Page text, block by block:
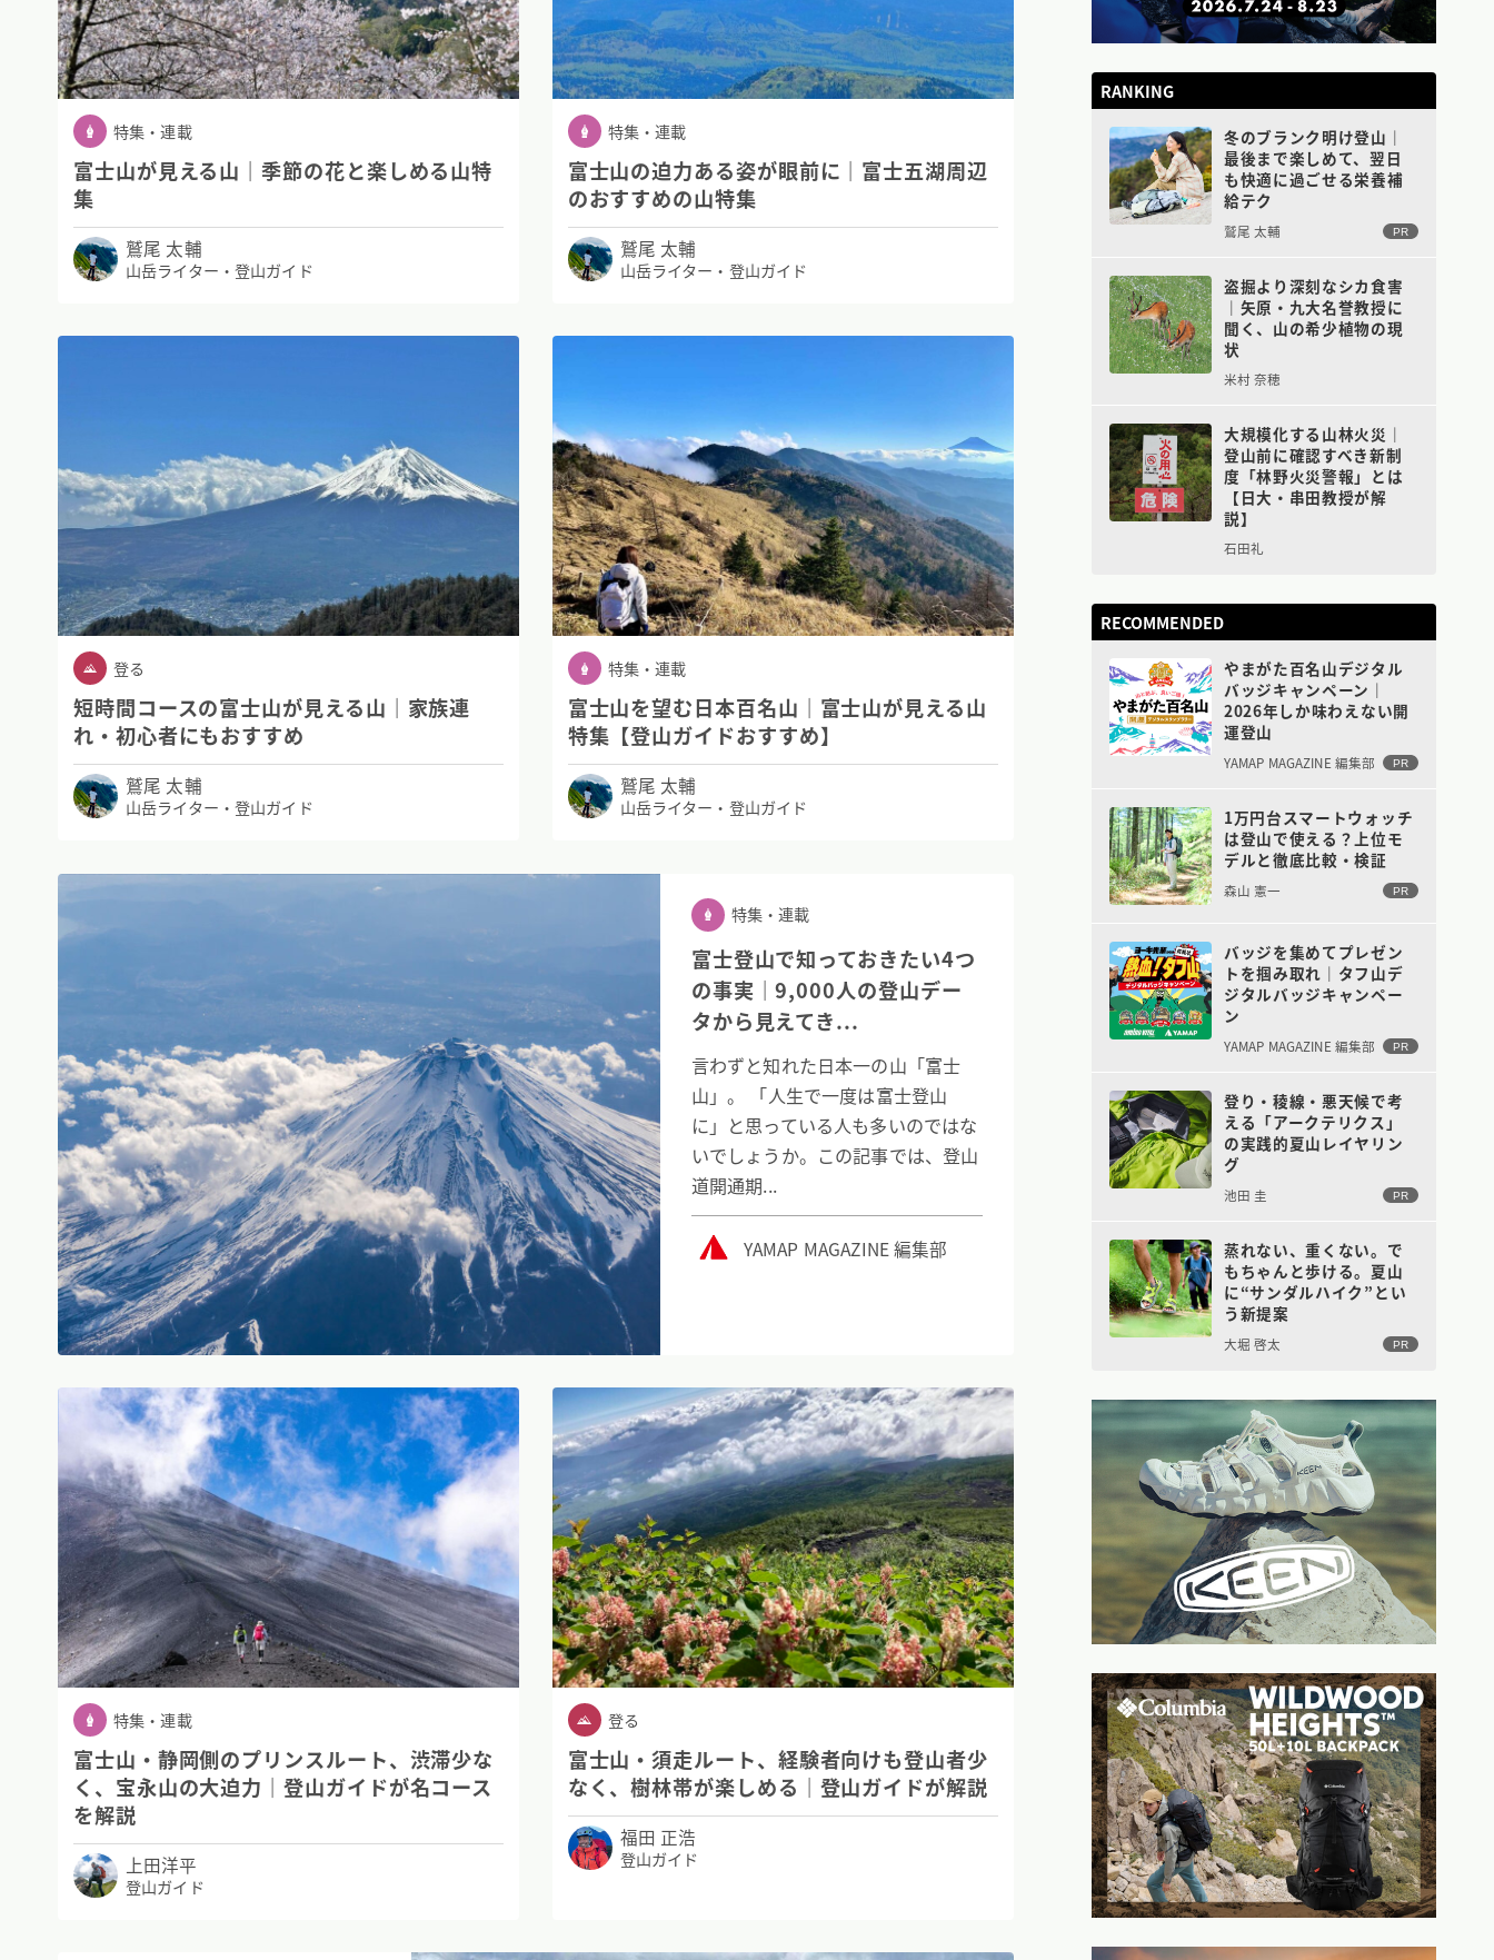
特集・連載
富士山が見える山｜季節の花と楽しめる山特
集
鷲尾 太輔
山岳ライター・登山ガイド
特集・連載
富士山の迫力ある姿が眼前に｜富士五湖周辺
のおすすめの山特集
鷲尾 太輔
山岳ライター・登山ガイド
登る
短時間コースの富士山が見える山｜家族連
れ・初心者にもおすすめ
鷲尾 太輔
山岳ライター・登山ガイド
特集・連載
富士山を望む日本百名山｜富士山が見える山
特集【登山ガイドおすすめ】
鷲尾 太輔
山岳ライター・登山ガイド
特集・連載
富士登山で知っておきたい4つ
の事実｜9,000人の登山デー
タから見えてき...
言わずと知れた日本一の山「富士
山」。 「人生で一度は富士登山
に」と思っている人も多いのではな
いでしょうか。この記事では、登山
道開通期...
YAMAP MAGAZINE 編集部
特集・連載
富士山・静岡側のプリンスルート、渋滞少な
く、宝永山の大迫力｜登山ガイドが名コース
を解説
上田洋平
登山ガイド
登る
富士山・須走ルート、経験者向けも登山者少
なく、樹林帯が楽しめる｜登山ガイドが解説
福田 正浩
登山ガイド
RANKING
冬のブランク明け登山｜
最後まで楽しめて、翌日
も快適に過ごせる栄養補
給テク
鷲尾 太輔 PR
盗掘より深刻なシカ食害
｜矢原・九大名誉教授に
聞く、山の希少植物の現
状
米村 奈穂
大規模化する山林火災｜
登山前に確認すべき新制
度「林野火災警報」とは
【日大・串田教授が解
説】
石田礼
RECOMMENDED
やまがた百名山デジタル
バッジキャンペーン｜
2026年しか味わえない開
運登山
YAMAP MAGAZINE 編集部 PR
1万円台スマートウォッチ
は登山で使える？上位モ
デルと徹底比較・検証
森山 憲一 PR
バッジを集めてプレゼン
トを掴み取れ｜タフ山デ
ジタルバッジキャンペー
ン
YAMAP MAGAZINE 編集部 PR
登り・稜線・悪天候で考
える「アークテリクス」
の実践的夏山レイヤリン
グ
池田 圭 PR
蒸れない、重くない。で
もちゃんと歩ける。夏山
に“サンダルハイク”とい
う新提案
大堀 啓太 PR